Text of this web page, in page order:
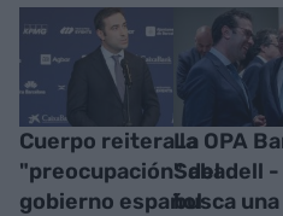
Cuerpo reitera la
"preocupación" del
gobierno español
La OPA
Sabadell -
busca